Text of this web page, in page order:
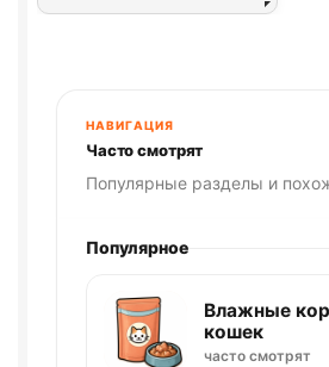
НАВИГАЦИЯ
Часто смотрят
Популярные разделы и
Популярное
Влажные
кошек
часто смотрят